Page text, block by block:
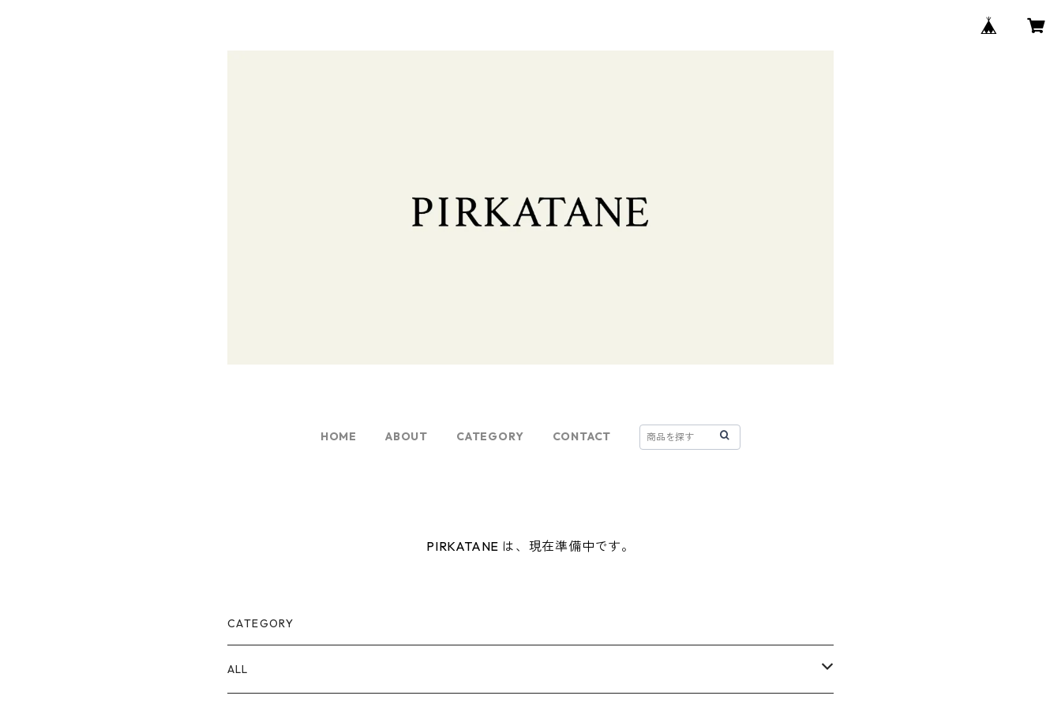
HOME ABOUT CATEGORY CONTACT
PIRKATANE は、現在準備中です。
CATEGORY
ALL